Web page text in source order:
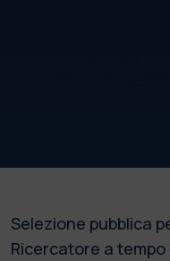
Selezione pubblica
Ricercatore a